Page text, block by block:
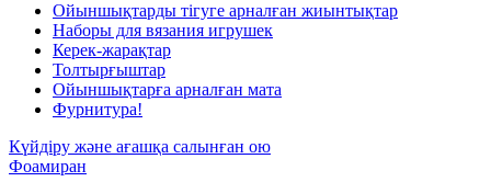
Ойыншықтарды тігуге арналған жиынтықтар
Наборы для вязания игрушек
Керек-жарақтар
Толтырғыштар
Ойыншықтарға арналған мата
Фурнитура!
Күйдіру және ағашқа салынған ою
Фоамиран